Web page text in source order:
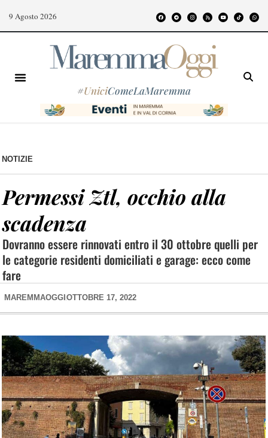
9 Agosto 2026
#UniciComeLaMaremma
NOTIZIE
Permessi Ztl, occhio alla
scadenza
Dovranno essere rinnovati entro il 30 ottobre quelli per
le categorie residenti domiciliati e garage: ecco come
fare
MAREMMAOGGI OTTOBRE 17, 2022